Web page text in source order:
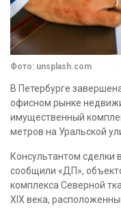
Фото: unsplash.com
В Петербурге
офисном рынке
имущественный
метров на Уральской
Консультантом сделки
сообщили «ДП»,
комплекса Северной
XIX века,